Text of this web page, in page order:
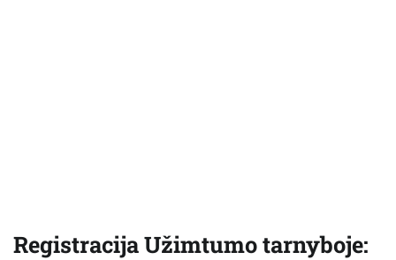
Registracija Užimtumo tarnyboje: